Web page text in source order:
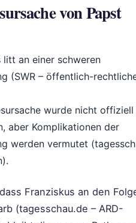
von Papst
litt an einer schweren
(SWR – öffentlich-
wurde nicht offiziell
aber Komplikationen der
werden vermutet
Franziskus an den
(tagesschau.de – ARD-